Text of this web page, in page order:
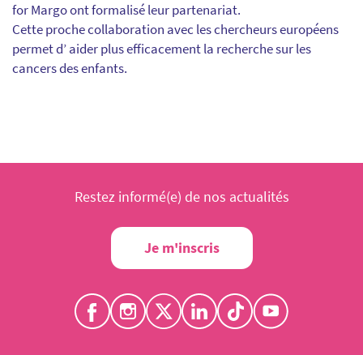
for Margo ont formalisé leur partenariat.
Cette proche collaboration avec les chercheurs européens
permet d’ aider plus efficacement la recherche sur les
cancers des enfants.
Restez informé(e) de nos actualités
Je m'inscris